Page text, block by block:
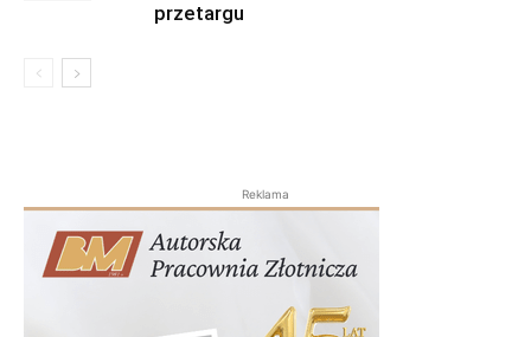
przetargu
Reklama